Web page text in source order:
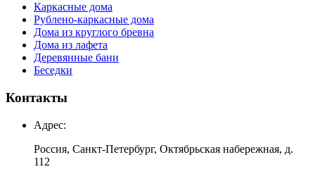
Каркасные дома
Рублено-каркасные дома
Дома из круглого бревна
Дома из лафета
Деревянные бани
Беседки
Контакты
Адрес:
Россия, Санкт-Петербург, Октябрьская набережная, д.
112